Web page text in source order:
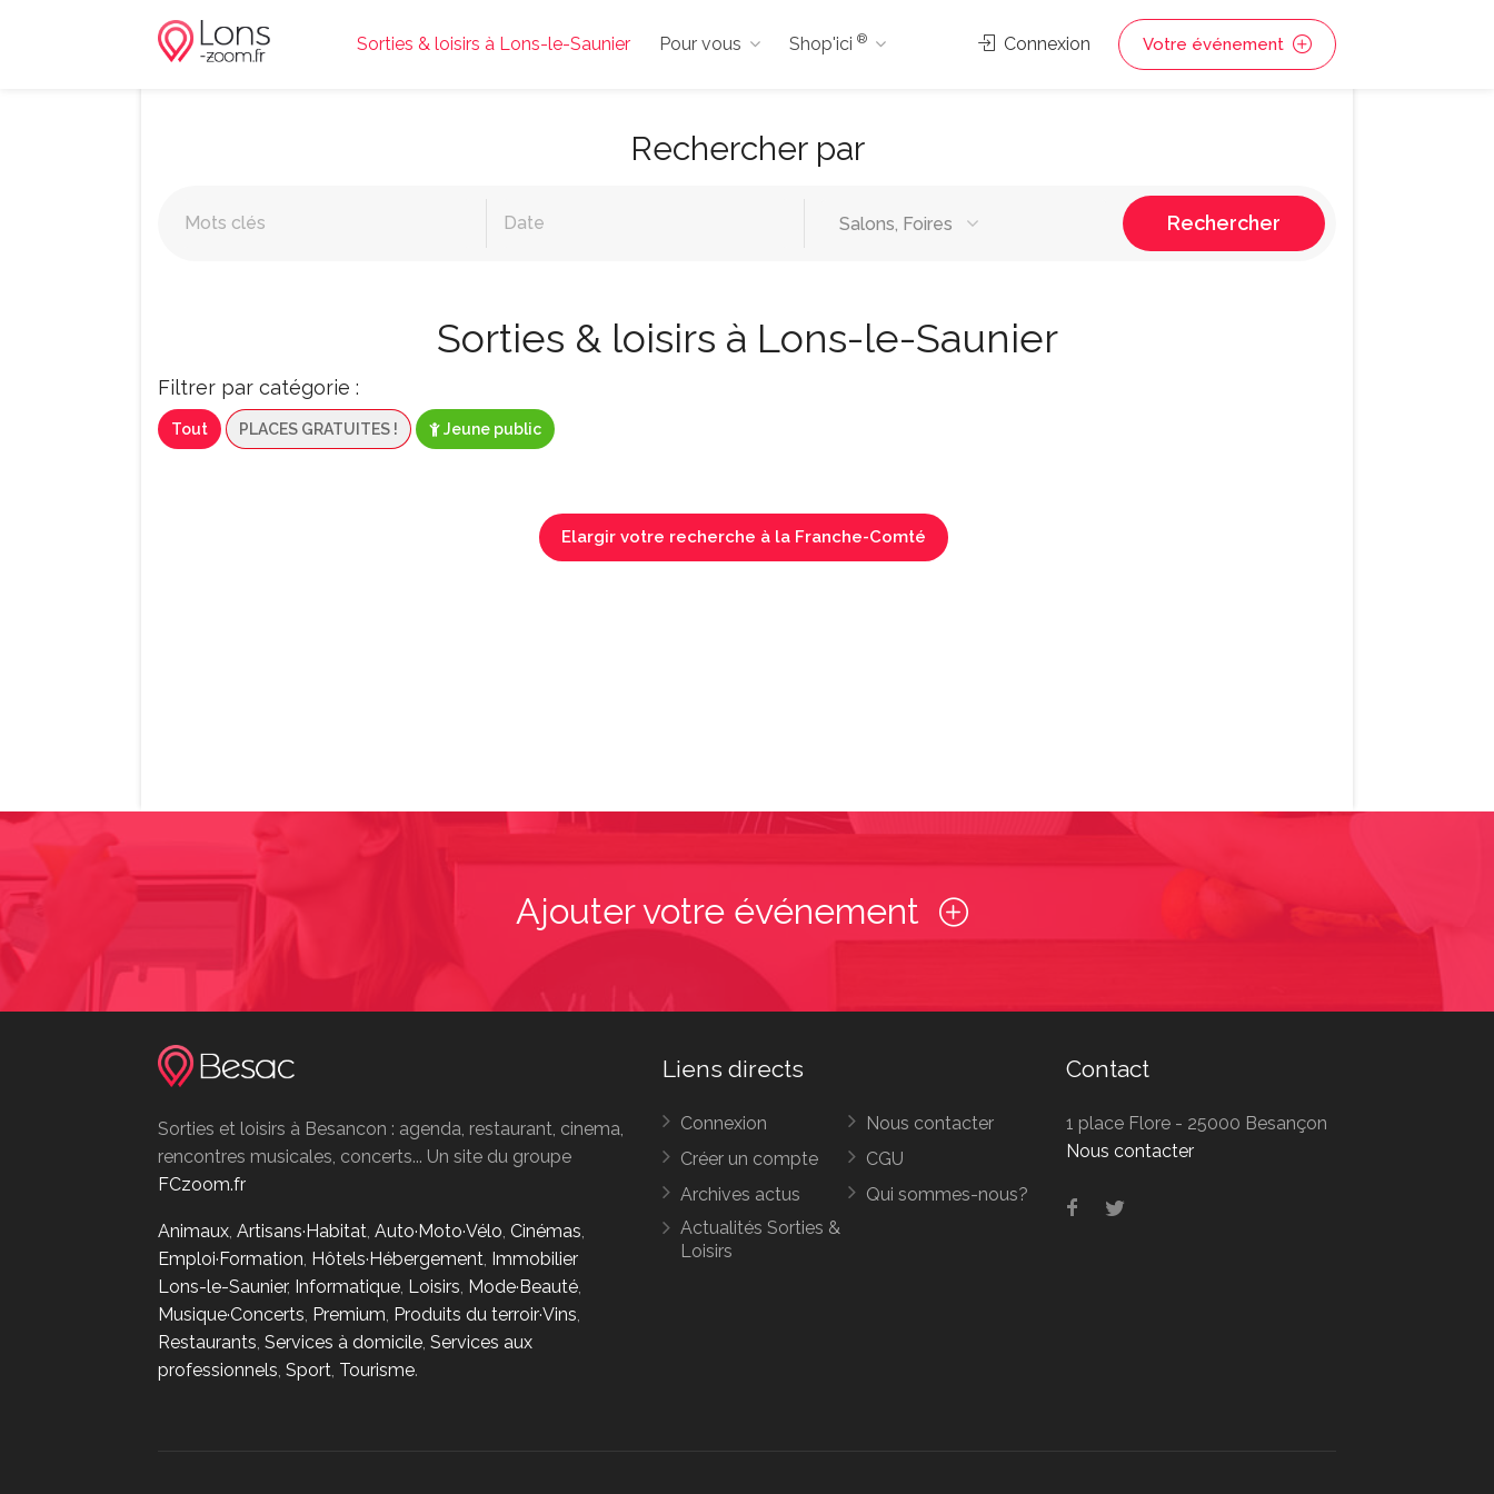
Sorties & loisirs à Lons-le-Saunier Pour vous Shop'ici® Connexion Votre événement
Rechercher par
Salons, Foires Rechercher
Sorties & loisirs à Lons-le-Saunier
Filtrer par catégorie :
Tout PLACES GRATUITES ! Jeune public
Elargir votre recherche à la Franche-Comté
Ajouter votre événement
Sorties et loisirs à Besancon : agenda, restaurant, cinema,
rencontres musicales, concerts... Un site du groupe
FCzoom.fr
Animaux, Artisans·Habitat, Auto·Moto·Vélo, Cinémas,
Emploi·Formation, Hôtels·Hébergement, Immobilier
Lons-le-Saunier, Informatique, Loisirs, Mode·Beauté,
Musique·Concerts, Premium, Produits du terroir·Vins,
Restaurants, Services à domicile, Services aux
professionnels, Sport, Tourisme.
Liens directs
Connexion
Créer un compte
Archives actus
Actualités Sorties &
Loisirs
Nous contacter
CGU
Qui sommes-nous?
Contact
1 place Flore - 25000 Besançon
Nous contacter